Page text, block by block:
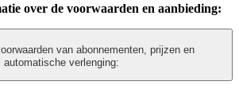
over de voorwaarden en aanbieding:
van abonnementen, prijzen en
automatische verlenging: